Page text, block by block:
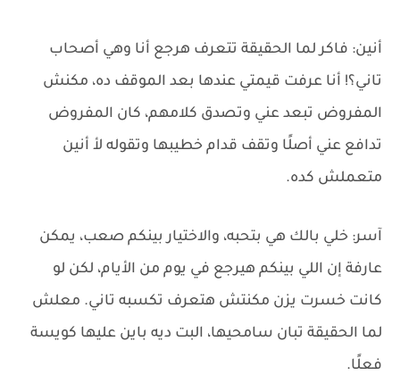
أنين: فاكر لما الحقيقة تتعرف هرجع أنا وهي أصحاب
تاني؟! أنا عرفت قيمتي عندها بعد الموقف ده، مكنش
المفروض تبعد عني وتصدق كلامهم، كان المفروض
تدافع عني أصلًا وتقف قدام خطيبها وتقوله لأ أنين
متعملش كده.
آسر: خلي بالك هي بتحبه، والاختيار بينكم صعب، يمكن
عارفة إن اللي بينكم هيرجع في يوم من الأيام، لكن لو
كانت خسرت يزن مكنتش هتعرف تكسبه تاني. معلش
لما الحقيقة تبان سامحيها، البت ديه باين عليها كويسة
فعلًا.